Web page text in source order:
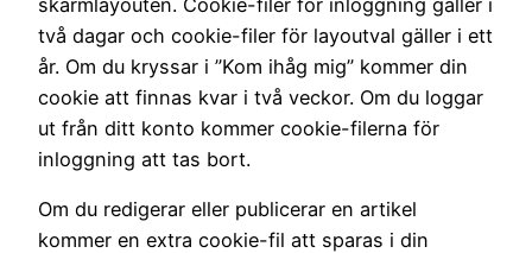
två dagar och cookie-filer för layoutval gäller i ett
år. Om du kryssar i ”Kom ihåg mig” kommer din
cookie att finnas kvar i två veckor. Om du loggar
ut från ditt konto kommer cookie-filerna för
inloggning att tas bort.
Om du redigerar eller publicerar en artikel
kommer en extra cookie-fil att sparas i din